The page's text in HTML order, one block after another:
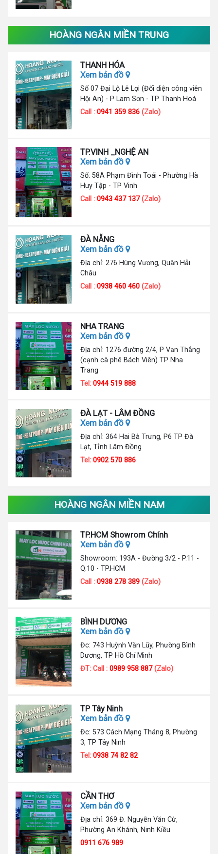
HOÀNG NGÂN MIỀN TRUNG
THANH HÓA
Xem bản đồ
Số 07 Đại Lộ Lê Lợi (Đối diện công viên
Hội An) - P Lam Sơn - TP Thanh Hoá
Call :0941 359 836 (Zalo)
TP.VINH _NGHỆ AN
Xem bản đồ
Số: 58A Phạm Đình Toái - Phường Hà
Huy Tập - TP Vinh
Call :0943 437 137(Zalo)
ĐÀ NẴNG
Xem bản đồ
Địa chỉ: 276 Hùng Vương, Quận Hải
Châu
Call :0938 460 460 (Zalo)
NHA TRANG
Xem bản đồ
Địa chỉ: 1276 đường 2/4, P Vạn Thắng
(cạnh cà phê Bách Viên) TP Nha
Trang
Tel:0944 519 888
ĐÀ LẠT - LÂM ĐỒNG
Xem bản đồ
Địa chỉ: 364 Hai Bà Trưng, P6 TP Đà
Lạt, Tỉnh Lâm Đồng
Tel:0902 570 886
HOÀNG NGÂN MIỀN NAM
TP.HCM Showrom Chính
Xem bản đồ
Showroom: 193A - Đường 3/2 - P.11 -
Q.10 - TP.HCM
Call :0938 278 389(Zalo)
BÌNH DƯƠNG
Xem bản đồ
Đc: 743 Huỳnh Văn Lũy, Phường Bình
Dương, TP Hồ Chí Minh
ĐT: Call :0989 958 887(Zalo)
TP Tây Ninh
Xem bản đồ
Đc: 573 Cách Mạng Tháng 8, Phường
3, TP Tây Ninh
Tel:0938 74 82 82
CẦN THƠ
Xem bản đồ
Địa chỉ: 369 Đ. Nguyễn Văn Cừ,
Phường An Khánh, Ninh Kiều
0911 676 989